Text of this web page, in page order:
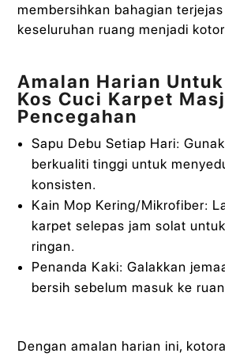
membersihkan bahagian
keseluruhan ruang menjadi
Amalan Harian
Kos Cuci Karpet
Pencegahan
Sapu Debu Setiap Hari:
berkualiti tinggi untuk
konsisten.
Kain Mop Kering/Mikrofiber:
karpet selepas jam solat
ringan.
Penanda Kaki: Galakkan
bersih sebelum masuk ke
Dengan amalan harian ini,